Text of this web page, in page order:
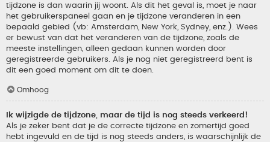
tijdzone is dan waarin jij woont. Als dit het geval is, moet je naar
het gebruikerspaneel gaan en je tijdzone veranderen in een
bepaald gebied (vb: Amsterdam, New York, Sydney, enz.). Wees
er bewust van dat het veranderen van de tijdzone, zoals de
meeste instellingen, alleen gedaan kunnen worden door
geregistreerde gebruikers. Als je nog niet geregistreerd bent is
dit een goed moment om dit te doen.
Omhoog
Ik wijzigde de tijdzone, maar de tijd is nog steeds verkeerd!
Als je zeker bent dat je de correcte tijdzone en zomertijd goed
hebt ingevuld en de tijd is nog steeds anders, is waarschijnlijk de